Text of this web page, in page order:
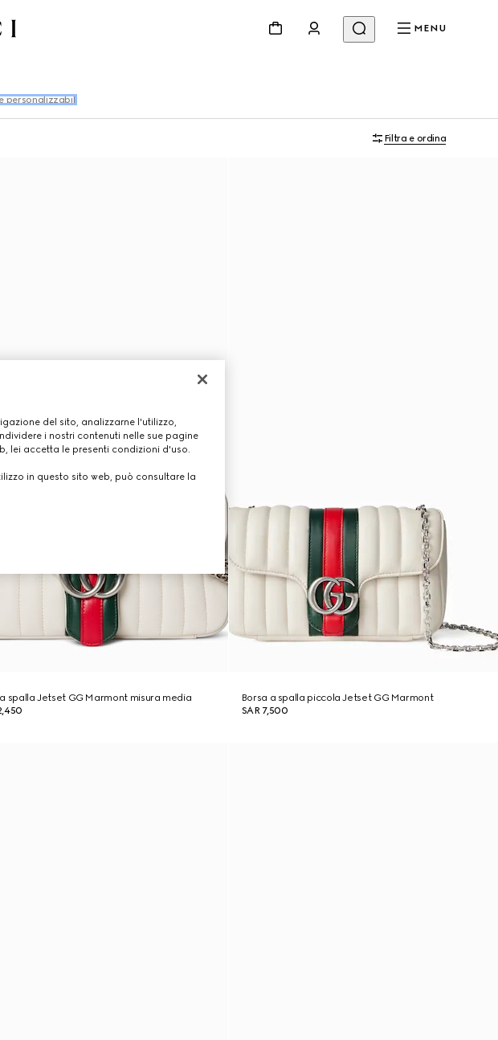
MENU
personalizzabili
Filtra e ordina
spalla Jetset GG Marmont misura media
Borsa a spalla piccola Jetset GG Marmont
SAR 7,500
del sito, analizzarne l'utilizzo,
i nostri contenuti nelle sue pagine
lei accetta le presenti condizioni d'uso.
in questo sito web, può consultare la